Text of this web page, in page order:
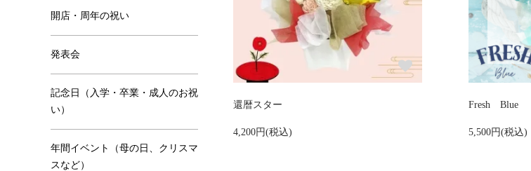
還暦スター
4,200円(税込)
Fresh Blue
5,500円(税込)
開店・周年の祝い
発表会
記念日（入学・卒業・成人のお祝
い）
年間イベント（母の日、クリスマ
スなど）